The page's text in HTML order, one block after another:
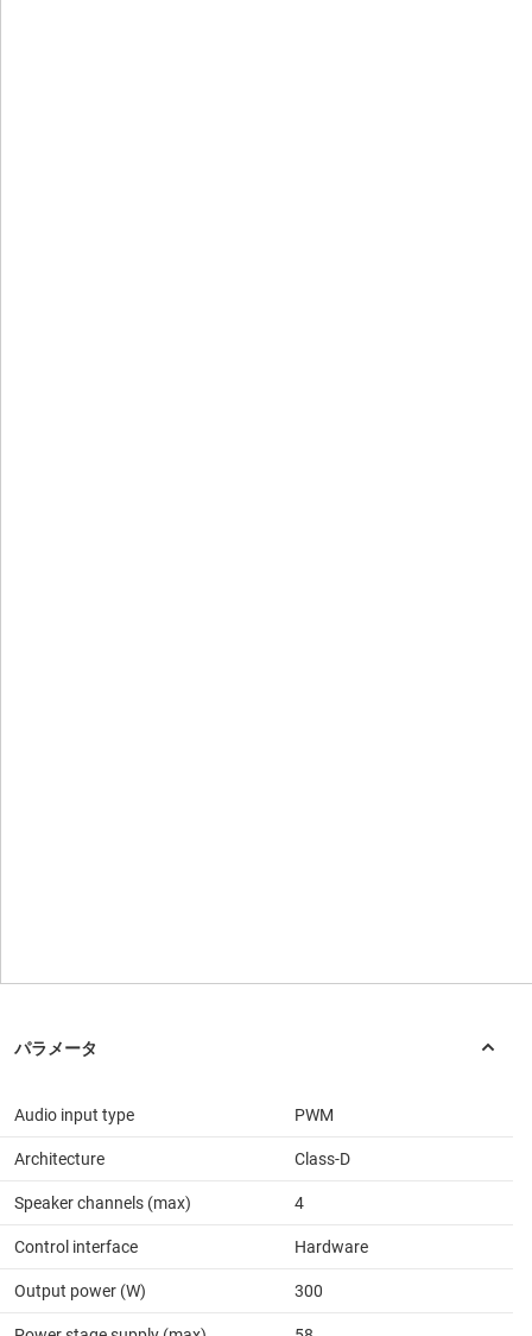
Audio input type PWM
Architecture Class-D
Speaker channels (max) 4
Control interface Hardware
Output power (W) 300